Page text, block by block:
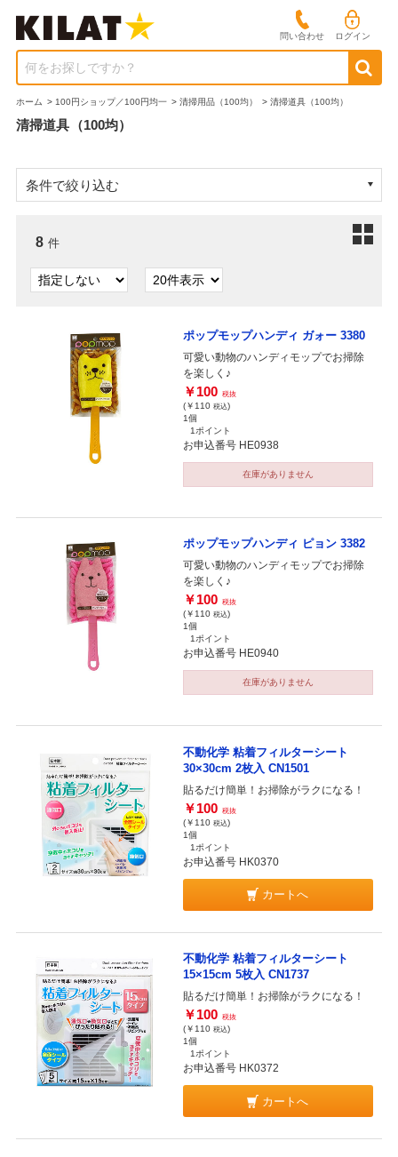
問い合わせ ログイン
何をお探しですか？
ホーム > 100円ショップ／100円均一 > 清掃用品（100均） > 清掃道具（100均）
清掃道具（100均）
条件で絞り込む
8 件
ポップモップハンディ ガォー 3380
可愛い動物のハンディモップでお掃除
を楽しく♪
￥100 税抜
(￥110 税込)
1個
1ポイント
お申込番号 HE0938
在庫がありません
ポップモップハンディ ピョン 3382
可愛い動物のハンディモップでお掃除
を楽しく♪
￥100 税抜
(￥110 税込)
1個
1ポイント
お申込番号 HE0940
在庫がありません
不動化学 粘着フィルターシート
30×30cm 2枚入 CN1501
貼るだけ簡単！お掃除がラクになる！
￥100 税抜
(￥110 税込)
1個
1ポイント
お申込番号 HK0370
カートへ
不動化学 粘着フィルターシート
15×15cm 5枚入 CN1737
貼るだけ簡単！お掃除がラクになる！
￥100 税抜
(￥110 税込)
1個
1ポイント
お申込番号 HK0372
カートへ